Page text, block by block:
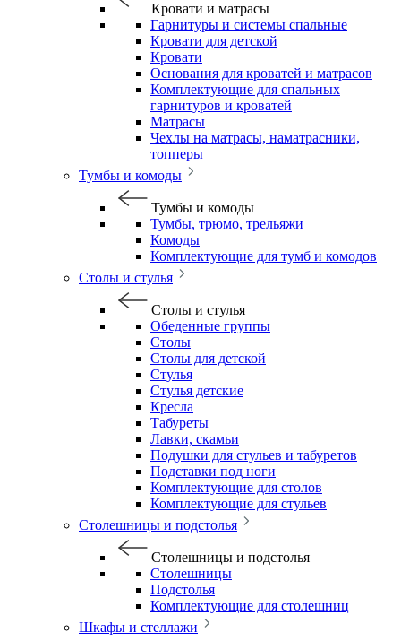
Кровати и матрасы
Гарнитуры и системы спальные
Кровати для детской
Кровати
Основания для кроватей и матрасов
Комплектующие для спальных
гарнитуров и кроватей
Матрасы
Чехлы на матрасы, наматрасники,
топперы
Тумбы и комоды
Тумбы и комоды
Тумбы, трюмо, трельяжи
Комоды
Комплектующие для тумб и комодов
Столы и стулья
Столы и стулья
Обеденные группы
Столы
Столы для детской
Стулья
Стулья детские
Кресла
Табуреты
Лавки, скамьи
Подушки для стульев и табуретов
Подставки под ноги
Комплектующие для столов
Комплектующие для стульев
Столешницы и подстолья
Столешницы и подстолья
Столешницы
Подстолья
Комплектующие для столешниц
Шкафы и стеллажи